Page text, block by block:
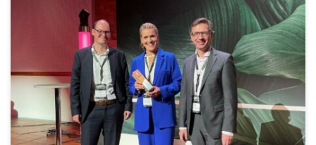
Vor einem Jahr verkündete thyssenkrupp Materials Services die
neue Nachhaltigkeitsstrategie „BEYOND“ und das Ziel, ab 2030
klimaneutral zu arbeiten – rund 20 Jahre früher als ursprünglich
festgelegt. Für die Herangehensweise und den strategischen
Ansatz wurde das Unternehmen nun mit dem Sustainability Award
des Berlin Institute Supply Chain Management ausgezeichnet. „Als
[…]